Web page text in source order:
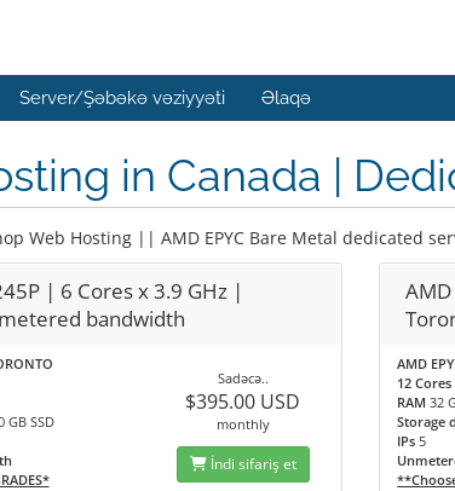
Server/Şəbəkə vəziyyəti Əlaqə
in Canada |
Web Hosting || AMD EPYC Bare Metal dedicated
| 6 Cores x 3.9 GHz |
bandwidth
GB SSD
Sadəcə..
$395.00 USD
monthly
İndi sifariş et
AMD
12
RAM32
Storage
IPs5